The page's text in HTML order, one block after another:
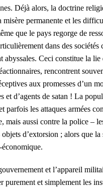
Déjà alors, la doctrine
misère permanente et les
que le pays regorge de
dans des
abyssales. Ceci constitue la
rencontrent
aux promesses d’un
et d’agents de satan ! La
parfois les attaques armées
mais aussi contre la police –
d’extorsion ; alors que
et l’appareil
purement et simplement les